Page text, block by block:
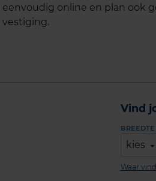
eenvoudig online en plan ook
vestiging.
Vind
BREEDTE
kies
Waar